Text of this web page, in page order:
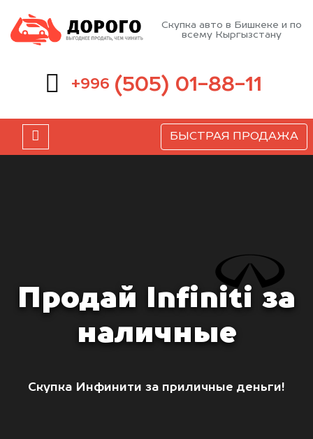
Скупка авто в Бишкеке и по
всему Кыргызстану
+996 (505) 01-88-11
БЫСТРАЯ ПРОДАЖА
Продай Infiniti за
наличные
Скупка Инфинити за приличные деньги!